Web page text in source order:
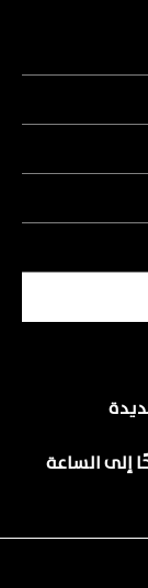
من الساعة 10:00 صباحًا إلى الساعة